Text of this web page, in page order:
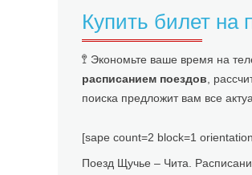
Купить билет
🚏 Экономьте ваше время на
расписанием поездов,
поиска предложит вам все
[sape count=2 block=1
Поезд Щучье – Чита.